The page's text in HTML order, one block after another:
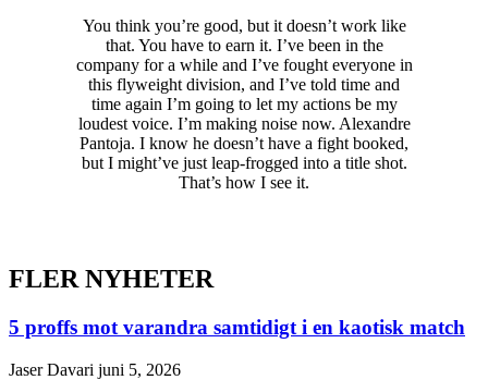
You think you’re good, but it doesn’t work like
that. You have to earn it. I’ve been in the
company for a while and I’ve fought everyone in
this flyweight division, and I’ve told time and
time again I’m going to let my actions be my
loudest voice. I’m making noise now. Alexandre
Pantoja. I know he doesn’t have a fight booked,
but I might’ve just leap-frogged into a title shot.
That’s how I see it.
FLER NYHETER
5 proffs mot varandra samtidigt i en kaotisk match
Jaser Davari juni 5, 2026